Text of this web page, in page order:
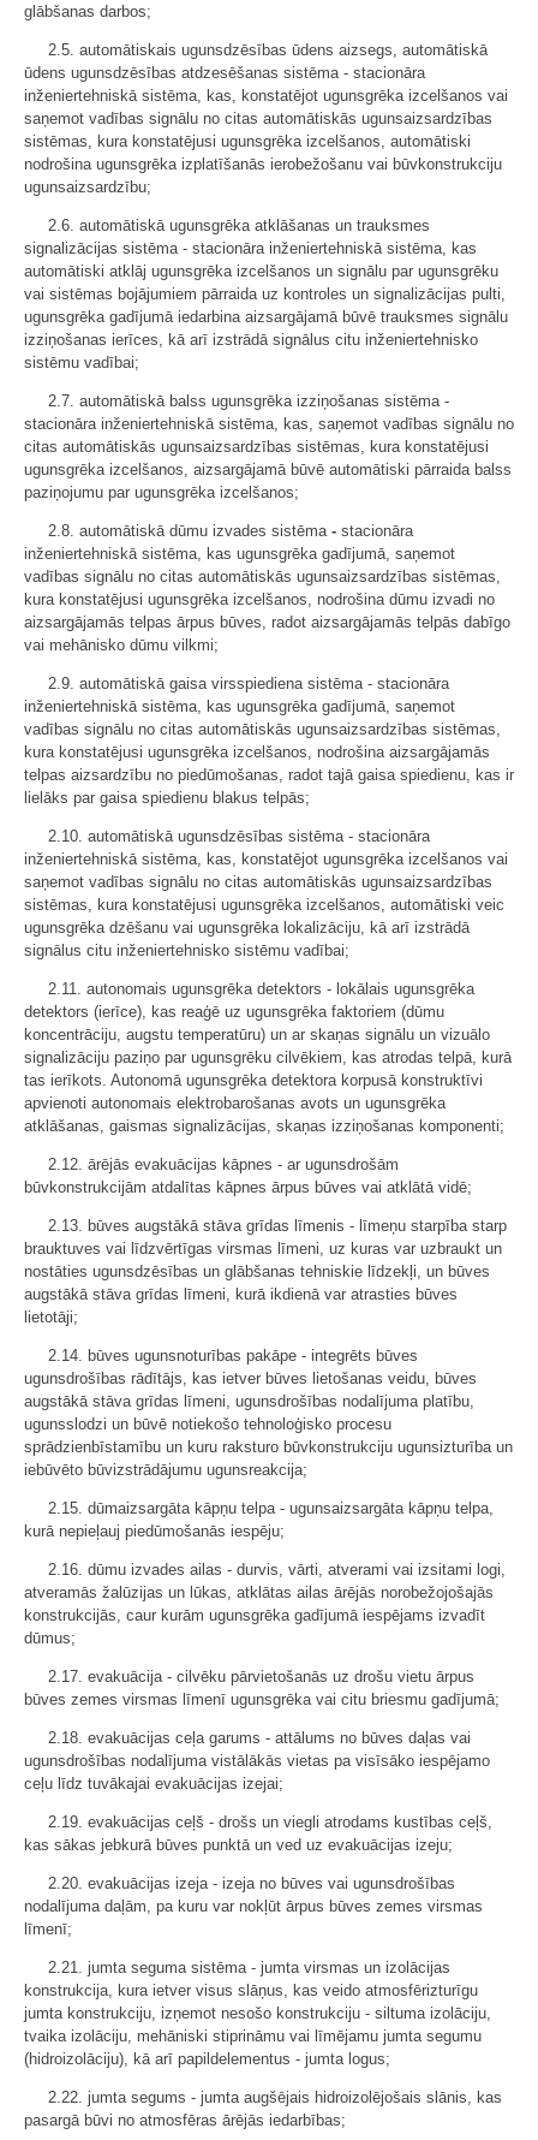
glābšanas darbos;
2.5. automātiskais ugunsdzēsības ūdens aizsegs, automātiskā
ūdens ugunsdzēsības atdzesēšanas sistēma - stacionāra
inženiertehniskā sistēma, kas, konstatējot ugunsgrēka izcelšanos vai
saņemot vadības signālu no citas automātiskās ugunsaizsardzības
sistēmas, kura konstatējusi ugunsgrēka izcelšanos, automātiski
nodrošina ugunsgrēka izplatīšanās ierobežošanu vai būvkonstrukciju
ugunsaizsardzību;
2.6. automātiskā ugunsgrēka atklāšanas un trauksmes
signalizācijas sistēma - stacionāra inženiertehniskā sistēma, kas
automātiski atklāj ugunsgrēka izcelšanos un signālu par ugunsgrēku
vai sistēmas bojājumiem pārraida uz kontroles un signalizācijas pulti,
ugunsgrēka gadījumā iedarbina aizsargājamā būvē trauksmes signālu
izziņošanas ierīces, kā arī izstrādā signālus citu inženiertehnisko
sistēmu vadībai;
2.7. automātiskā balss ugunsgrēka izziņošanas sistēma -
stacionāra inženiertehniskā sistēma, kas, saņemot vadības signālu no
citas automātiskās ugunsaizsardzības sistēmas, kura konstatējusi
ugunsgrēka izcelšanos, aizsargājamā būvē automātiski pārraida balss
paziņojumu par ugunsgrēka izcelšanos;
2.8. automātiskā dūmu izvades sistēma - stacionāra
inženiertehniskā sistēma, kas ugunsgrēka gadījumā, saņemot
vadības signālu no citas automātiskās ugunsaizsardzības sistēmas,
kura konstatējusi ugunsgrēka izcelšanos, nodrošina dūmu izvadi no
aizsargājamās telpas ārpus būves, radot aizsargājamās telpās dabīgo
vai mehānisko dūmu vilkmi;
2.9. automātiskā gaisa virsspiediena sistēma - stacionāra
inženiertehniskā sistēma, kas ugunsgrēka gadījumā, saņemot
vadības signālu no citas automātiskās ugunsaizsardzības sistēmas,
kura konstatējusi ugunsgrēka izcelšanos, nodrošina aizsargājamās
telpas aizsardzību no piedūmošanas, radot tajā gaisa spiedienu, kas ir
lielāks par gaisa spiedienu blakus telpās;
2.10. automātiskā ugunsdzēsības sistēma - stacionāra
inženiertehniskā sistēma, kas, konstatējot ugunsgrēka izcelšanos vai
saņemot vadības signālu no citas automātiskās ugunsaizsardzības
sistēmas, kura konstatējusi ugunsgrēka izcelšanos, automātiski veic
ugunsgrēka dzēšanu vai ugunsgrēka lokalizāciju, kā arī izstrādā
signālus citu inženiertehnisko sistēmu vadībai;
2.11. autonomais ugunsgrēka detektors - lokālais ugunsgrēka
detektors (ierīce), kas reaģē uz ugunsgrēka faktoriem (dūmu
koncentrāciju, augstu temperatūru) un ar skaņas signālu un vizuālo
signalizāciju paziņo par ugunsgrēku cilvēkiem, kas atrodas telpā, kurā
tas ierīkots. Autonomā ugunsgrēka detektora korpusā konstruktīvi
apvienoti autonomais elektrobarošanas avots un ugunsgrēka
atklāšanas, gaismas signalizācijas, skaņas izziņošanas komponenti;
2.12. ārējās evakuācijas kāpnes - ar ugunsdrošām
būvkonstrukcijām atdalītas kāpnes ārpus būves vai atklātā vidē;
2.13. būves augstākā stāva grīdas līmenis - līmeņu starpība starp
brauktuves vai līdzvērtīgas virsmas līmeni, uz kuras var uzbraukt un
nostāties ugunsdzēsības un glābšanas tehniskie līdzekļi, un būves
augstākā stāva grīdas līmeni, kurā ikdienā var atrasties būves
lietotāji;
2.14. būves ugunsnoturības pakāpe - integrēts būves
ugunsdrošības rādītājs, kas ietver būves lietošanas veidu, būves
augstākā stāva grīdas līmeni, ugunsdrošības nodalījuma platību,
ugunsslodzi un būvē notiekošo tehnoloģisko procesu
sprādzienbīstamību un kuru raksturo būvkonstrukciju ugunsizturība un
iebūvēto būvizstrādājumu ugunsreakcija;
2.15. dūmaizsargāta kāpņu telpa - ugunsaizsargāta kāpņu telpa,
kurā nepieļauj piedūmošanās iespēju;
2.16. dūmu izvades ailas - durvis, vārti, atverami vai izsitami logi,
atveramās žalūzijas un lūkas, atklātas ailas ārējās norobežojošajās
konstrukcijās, caur kurām ugunsgrēka gadījumā iespējams izvadīt
dūmus;
2.17. evakuācija - cilvēku pārvietošanās uz drošu vietu ārpus
būves zemes virsmas līmenī ugunsgrēka vai citu briesmu gadījumā;
2.18. evakuācijas ceļa garums - attālums no būves daļas vai
ugunsdrošības nodalījuma vistālākās vietas pa visīsāko iespējamo
ceļu līdz tuvākajai evakuācijas izejai;
2.19. evakuācijas ceļš - drošs un viegli atrodams kustības ceļš,
kas sākas jebkurā būves punktā un ved uz evakuācijas izeju;
2.20. evakuācijas izeja - izeja no būves vai ugunsdrošības
nodalījuma daļām, pa kuru var nokļūt ārpus būves zemes virsmas
līmenī;
2.21. jumta seguma sistēma - jumta virsmas un izolācijas
konstrukcija, kura ietver visus slāņus, kas veido atmosfērizturīgu
jumta konstrukciju, izņemot nesošo konstrukciju - siltuma izolāciju,
tvaika izolāciju, mehāniski stiprināmu vai līmējamu jumta segumu
(hidroizolāciju), kā arī papildelementus - jumta logus;
2.22. jumta segums - jumta augšējais hidroizolējošais slānis, kas
pasargā būvi no atmosfēras ārējās iedarbības;